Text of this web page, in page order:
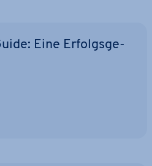
Eine Er­folgs­ge­